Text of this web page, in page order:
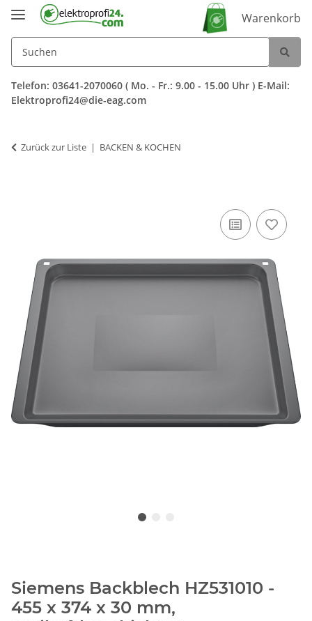
Warenkorb
Telefon: 03641-2070060 ( Mo. - Fr.: 9.00 - 15.00 Uhr ) E-Mail:
Elektroprofi24@die-eag.com
Zurück zur Liste BACKEN & KOCHEN
Siemens Backblech HZ531010 -
455 x 374 x 30 mm,